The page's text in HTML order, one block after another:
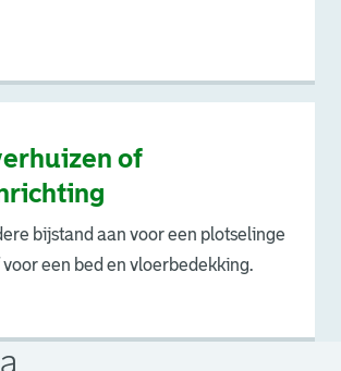
of
bijstand aan voor een plotselinge
een bed en vloerbedekking.